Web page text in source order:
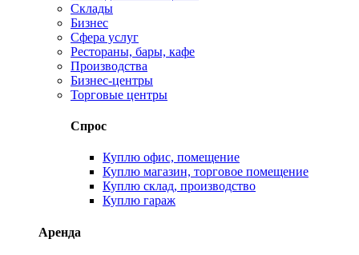
Склады
Бизнес
Сфера услуг
Рестораны, бары, кафе
Производства
Бизнес-центры
Торговые центры
Спрос
Куплю офис, помещение
Куплю магазин, торговое помещение
Куплю склад, производство
Куплю гараж
Аренда